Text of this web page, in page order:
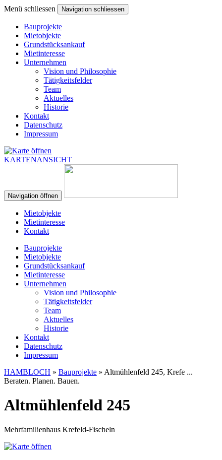
Menü schliessen Navigation schliessen
Bauprojekte
Mietobjekte
Grundstücksankauf
Mietinteresse
Unternehmen
Vision und Philosophie
Tätigkeitsfelder
Team
Aktuelles
Historie
Kontakt
Datenschutz
Impressum
KARTENANSICHT
Navigation öffnen
Mietobjekte
Mietinteresse
Kontakt
Bauprojekte
Mietobjekte
Grundstücksankauf
Mietinteresse
Unternehmen
Vision und Philosophie
Tätigkeitsfelder
Team
Aktuelles
Historie
Kontakt
Datenschutz
Impressum
HAMBLOCH » Bauprojekte » Altmühlenfeld 245, Krefe ...
Beraten. Planen. Bauen.
Altmühlenfeld 245
Mehrfamilienhaus Krefeld-Fischeln